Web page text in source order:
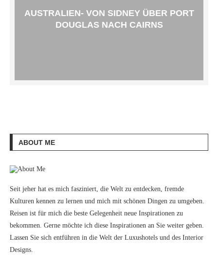
AUSTRALIEN- VON SIDNEY ÜBER PORT
DOUGLAS NACH CAIRNS
ABOUT ME
Seit jeher hat es mich fasziniert, die Welt zu entdecken, fremde
Kulturen kennen zu lernen und mich mit schönen Dingen zu umgeben.
Reisen ist für mich die beste Gelegenheit neue Inspirationen zu
bekommen. Gerne möchte ich diese Inspirationen an Sie weiter geben.
Lassen Sie sich entführen in die Welt der Luxushotels und des Interior
Designs.